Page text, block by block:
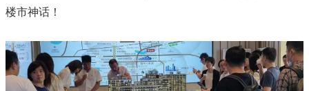
楼市神话！